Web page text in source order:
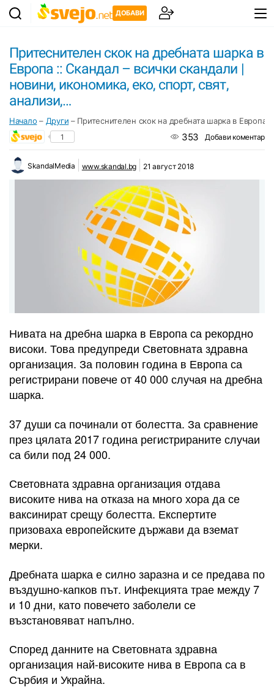
ДОБАВИ
Притеснителен скок на дребната шарка в
Европа :: Скандал – всички скандали |
новини, икономика, еко, спорт, свят,
анализи,…
Начало – Други – Притеснителен скок на дребната шарка в Европа
1 353 Добави коментар
SkandalMedia www.skandal.bg 21 август 2018
Нивата на дребна шарка в Европа са рекордно
високи. Това предупреди Световната здравна
организация. За половин година в Европа са
регистрирани повече от 40 000 случая на дребна
шарка.
37 души са починали от болестта. За сравнение
през цялата 2017 година регистрираните случаи
са били под 24 000.
Световната здравна организация отдава
високите нива на отказа на много хора да се
ваксинират срещу болестта. Експертите
призоваха европейските държави да вземат
мерки.
Дребната шарка е силно заразна и се предава по
въздушно-капков път. Инфекцията трае между 7
и 10 дни, като повечето заболели се
възстановяват напълно.
Според данните на Световната здравна
организация най-високите нива в Европа са в
Сърбия и Украйна.